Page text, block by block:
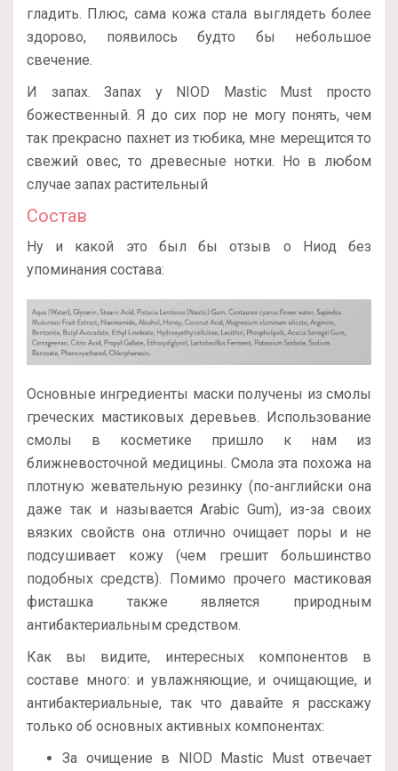
гладить. Плюс, сама кожа стала выглядеть более
здорово, появилось будто бы небольшое
свечение.
И запах. Запах у NIOD Mastic Must просто
божественный. Я до сих пор не могу понять, чем
так прекрасно пахнет из тюбика, мне мерещится то
свежий овес, то древесные нотки. Но в любом
случае запах растительный
Состав
Ну и какой это был бы отзыв о Ниод без
упоминания состава:
Основные ингредиенты маски получены из смолы
греческих мастиковых деревьев. Использование
смолы в косметике пришло к нам из
ближневосточной медицины. Смола эта похожа на
плотную жевательную резинку (по-английски она
даже так и называется Arabic Gum), из-за своих
вязких свойств она отлично очищает поры и не
подсушивает кожу (чем грешит большинство
подобных средств). Помимо прочего мастиковая
фисташка также является природным
антибактериальным средством.
Как вы видите, интересных компонентов в
составе много: и увлажняющие, и очищающие, и
антибактериальные, так что давайте я расскажу
только об основных активных компонентах:
За очищение в NIOD Mastic Must отвечает